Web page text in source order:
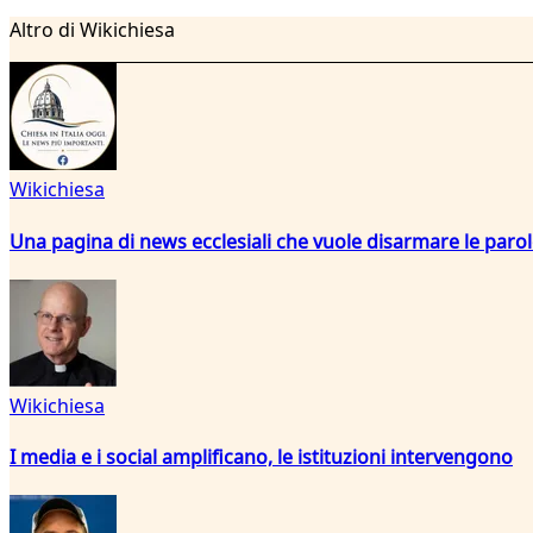
Altro di Wikichiesa
Wikichiesa
Una pagina di news ecclesiali che vuole disarmare le
Wikichiesa
I media e i social amplificano, le istituzioni intervengono